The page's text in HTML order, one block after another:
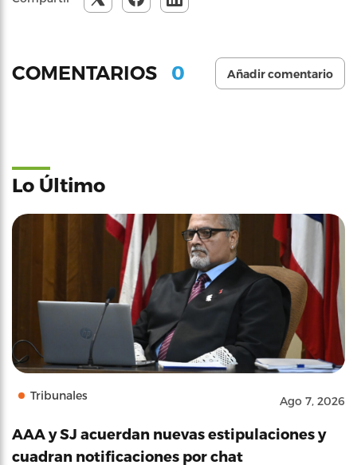
COMENTARIOS 0 Añadir comentario
Lo Último
Tribunales Ago 7, 2026
AAA y SJ acuerdan nuevas estipulaciones y
cuadran notificaciones por chat